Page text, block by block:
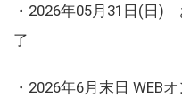
・2026年05月31日(日)
了
・2026年6月末日 WEB